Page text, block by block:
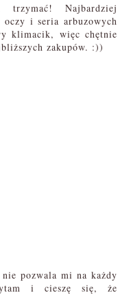
trzymać! Najbardziej
oczy i seria arbuzowych
klimacik, więc chętnie
zakupów. :))
pozwala mi na każdy
i cieszę się, że